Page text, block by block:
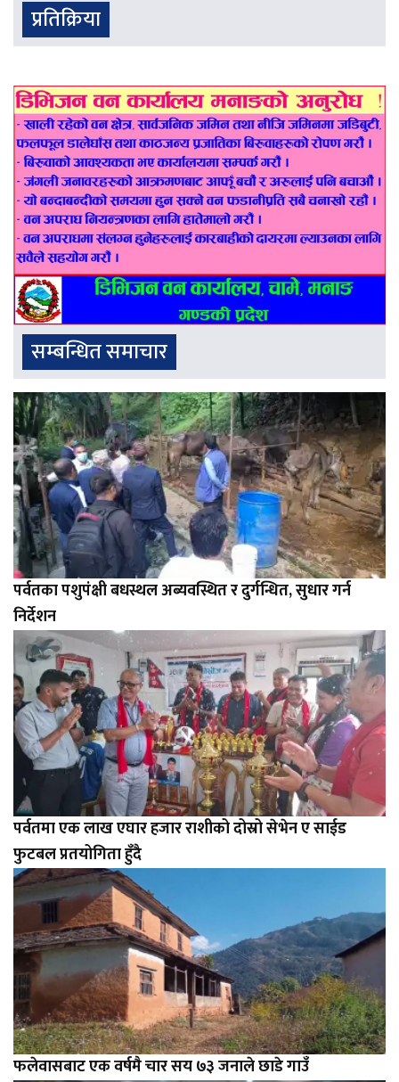
प्रतिक्रिया
सम्बन्धित समाचार
पर्वतका पशुपंक्षी बधस्थल अब्यवस्थित र दुर्गन्धित, सुधार गर्न
निर्देशन
पर्वतमा एक लाख एघार हजार राशीको दोस्रो सेभेन ए साईड
फुटबल प्रतयोगिता हुँदै
फलेवासबाट एक वर्षमै चार सय ७३ जनाले छाडे गाउँ